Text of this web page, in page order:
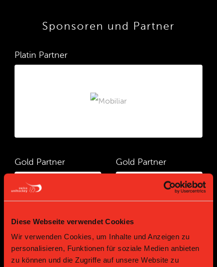
Diese Webseite verwendet Cookies
Wir verwenden Cookies, um Inhalte und Anzeigen zu
personalisieren, Funktionen für soziale Medien anbieten
zu können und die Zugriffe auf unsere Website zu
Sponsoren und Partner
Platin Partner
Gold Partner Gold Partner